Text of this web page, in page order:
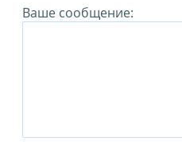
Ваше сообщение: